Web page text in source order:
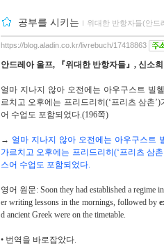
공부를 시키는 ｌ 위대한 반항자들(안드
https://blog.aladin.co.kr/livrebuch/17418863
안드레아 울프, 『위대한 반항자들』 , 신소
얼마 지나지 않아 오전에는 아우구스트 빌헬
르치고 오후에는 프리드리히 (‘프리츠 삼촌’)
어 수업도 포함되었다.(196쪽)
→ 얼마 지나지 않아 오전에는 아우구스트
가르치고 오후에는 프리드리히 (‘프리츠 삼촌
스어 수업도 포함되었다.
영어 원문: Soon they had established a regime
er writing lessons in the mornings, followed by
d ancient Greek were on the timetable.
• 번역을 바로잡았다.